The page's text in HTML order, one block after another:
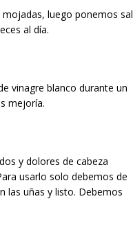
luego ponemos sal
al día.
vinagre blanco durante un
mejoría.
y dolores de cabeza
usarlo solo debemos de
las uñas y listo. Debemos